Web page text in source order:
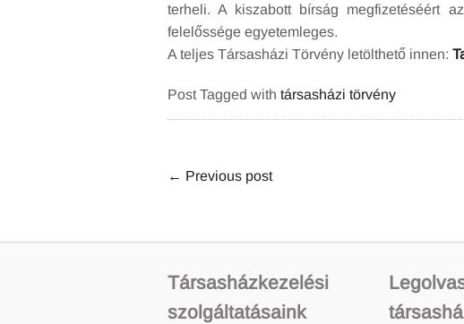
terheli. A kiszabott bírság megfizetéséért
felelőssége egyetemleges.
A teljes Társasházi Törvény letölthető innen:
Post Tagged with társasházi törvény
← Previous post
Társasházkezelési
szolgáltatásaink